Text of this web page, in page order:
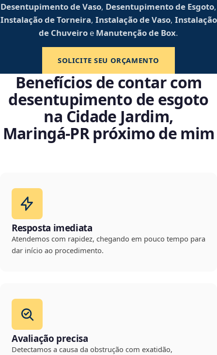
Desentupimento de Vaso, Desentupimento de Esgoto,
Instalação de Torneira, Instalação de Vaso, Instalação
de Chuveiro e Manutenção de Box.
SOLICITE SEU ORÇAMENTO
Benefícios de contar com
desentupimento de esgoto
na Cidade Jardim,
Maringá‑PR próximo de mim
Resposta imediata
Atendemos com rapidez, chegando em pouco tempo para
dar início ao procedimento.
Avaliação precisa
Detectamos a causa da obstrução com exatidão,